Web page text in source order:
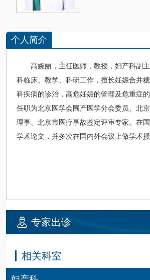
个人简介
高婉丽，主任医师，教授， 妇产科副
科临床、教学、科研工作，擅长妊娠合并
科疾病的诊治，高危妊娠的管理及危重症
任职为北京医学会围产医学分会委员、北
理事、北京市医疗事故鉴定评审专家。在
学术论文，并多次在国内外会议上做学术授
专家出诊
相关科室